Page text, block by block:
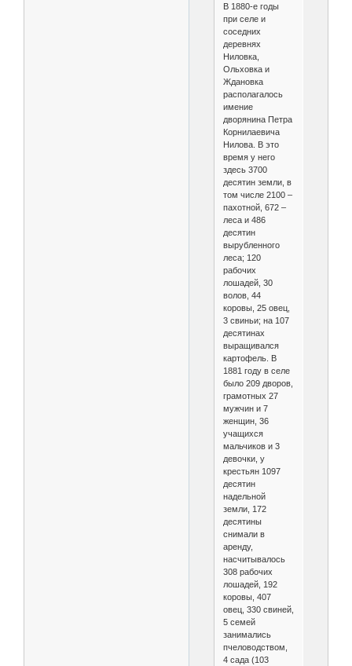
В 1880-е годы
при селе и
соседних
деревнях
Ниловка,
Ольховка и
Ждановка
располагалось
имение
дворянина Петра
Корнилаевича
Нилова. В это
время у него
здесь 3700
десятин земли, в
том числе 2100 –
пахотной, 672 –
леса и 486
десятин
вырубленного
леса; 120
рабочих
лошадей, 30
волов, 44
коровы, 25 овец,
3 свиньи; на 107
десятинах
выращивался
картофель. В
1881 году в селе
было 209 дворов,
грамотных 27
мужчин и 7
женщин, 36
учащихся
мальчиков и 3
девочки, у
крестьян 1097
десятин
надельной
земли, 172
десятины
снимали в
аренду,
насчитывалось
308 рабочих
лошадей, 192
коровы, 407
овец, 330 свиней,
5 семей
занимались
пчеловодством,
4 сада (103